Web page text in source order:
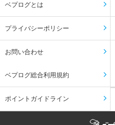
ベプログとは
プライバシーポリシー
お問い合わせ
ベプログ総合利用規約
ポイントガイドライン